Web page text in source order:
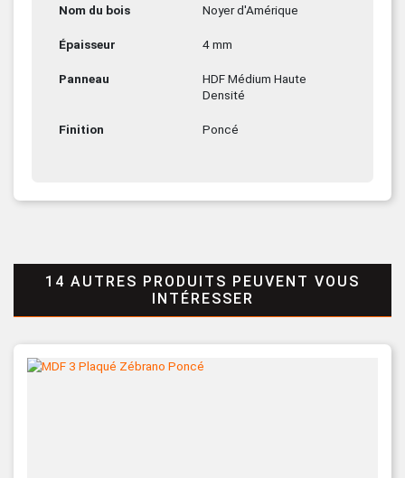
Nom du bois Noyer d'Amérique
Épaisseur 4 mm
Panneau
HDF Médium Haute
Densité
Finition Poncé
14 AUTRES PRODUITS PEUVENT VOUS
INTÉRESSER